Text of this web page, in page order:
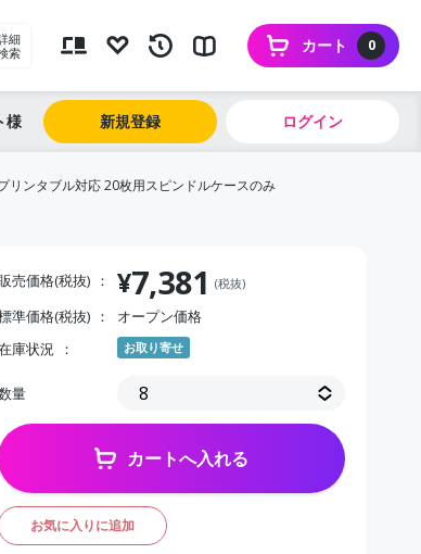
細
索
0
カート
新規登録 ログイン
リンタブル対応 20枚用スピンドルケースのみ
売価格(税抜) ¥7,381 (税抜)
準価格(税抜)
オープン価格
庫状況
お取り寄せ
量
カートへ入れる
お気に入りに追加